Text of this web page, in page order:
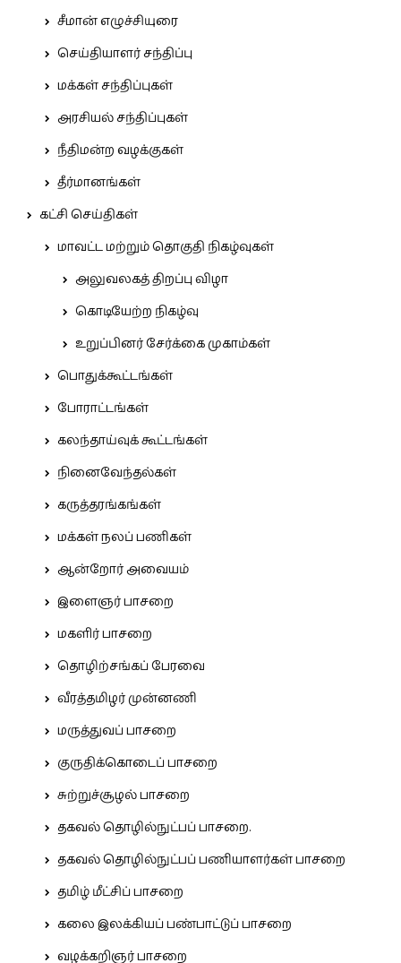
சீமான் எழுச்சியுரை
செய்தியாளர் சந்திப்பு
மக்கள் சந்திப்புகள்
அரசியல் சந்திப்புகள்
நீதிமன்ற வழக்குகள்
தீர்மானங்கள்
கட்சி செய்திகள்
மாவட்ட மற்றும் தொகுதி நிகழ்வுகள்
அலுவலகத் திறப்பு விழா
கொடியேற்ற நிகழ்வு
உறுப்பினர் சேர்க்கை முகாம்கள்
பொதுக்கூட்டங்கள்
போராட்டங்கள்
கலந்தாய்வுக் கூட்டங்கள்
நினைவேந்தல்கள்
கருத்தரங்கங்கள்
மக்கள் நலப் பணிகள்
ஆன்றோர் அவையம்
இளைஞர் பாசறை
மகளிர் பாசறை
தொழிற்சங்கப் பேரவை
வீரத்தமிழர் முன்னணி
மருத்துவப் பாசறை
குருதிக்கொடைப் பாசறை
சுற்றுச்சூழல் பாசறை
தகவல் தொழில்நுட்பப் பாசறை.
தகவல் தொழில்நுட்பப் பணியாளர்கள் பாசறை
தமிழ் மீட்சிப் பாசறை
கலை இலக்கியப் பண்பாட்டுப் பாசறை
வழக்கறிஞர் பாசறை